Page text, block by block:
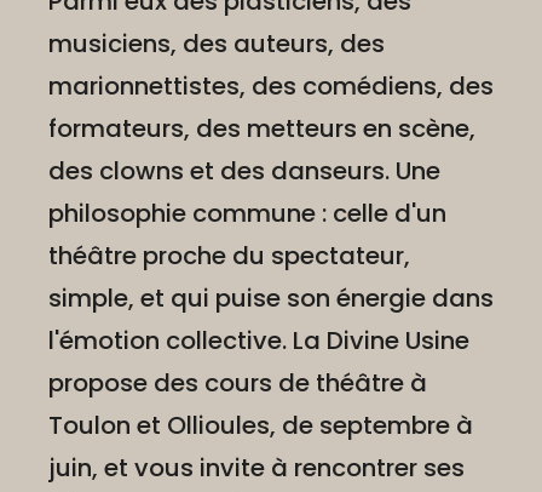
musiciens, des auteurs, des
marionnettistes, des comédiens, des
formateurs, des metteurs en scène,
des clowns et des danseurs. Une
philosophie commune : celle d'un
théâtre proche du spectateur,
simple, et qui puise son énergie dans
l'émotion collective. La Divine Usine
propose des cours de théâtre à
Toulon et Ollioules, de septembre à
juin, et vous invite à rencontrer ses